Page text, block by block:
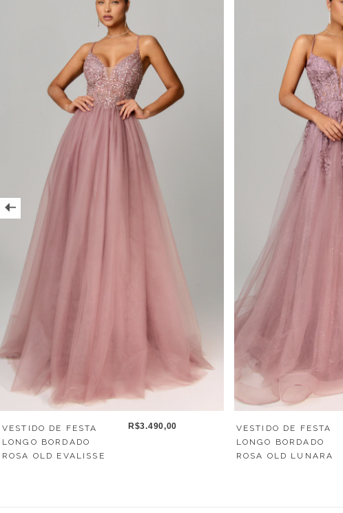
VESTIDO DE FESTA
LONGO BORDADO
ROSA OLD EVALISSE
R$3.490,00
VESTIDO DE FESTA
LONGO BORDADO
ROSA OLD LUNARA